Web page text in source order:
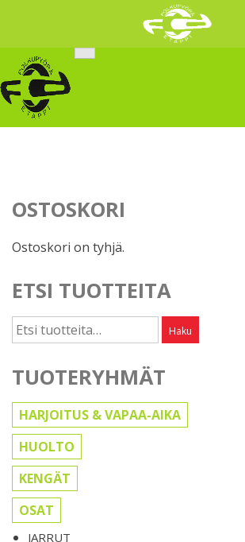
content
OSTOSKORI
Ostoskori on tyhjä.
ETSI TUOTTEITA
Etsi: Haku
TUOTERYHMÄT
HARJOITUS & VAPAA-AIKA
HUOLTO
KENGÄT
OSAT
JARRUT